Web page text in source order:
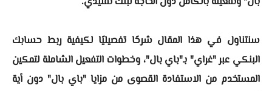
سنتناول في هذا المقال شرحًا تفصيليًا لكيفية ربط حسابك
البنكي عبر "غراي" بـ"باي بال"، وخطوات التفعيل الشاملة لتمكين
المستخدم من الاستفادة القصوى من مزايا "باي بال" دون أية